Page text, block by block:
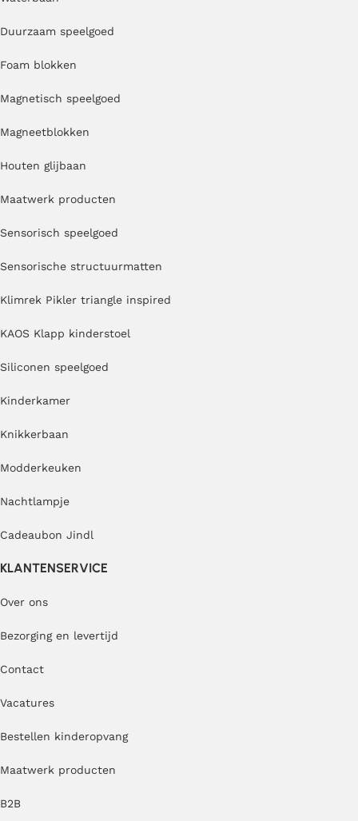
Duurzaam speelgoed
Foam blokken
Magnetisch speelgoed
Magneetblokken
Houten glijbaan
Maatwerk producten
Sensorisch speelgoed
Sensorische structuurmatten
Klimrek Pikler triangle inspired
KAOS Klapp kinderstoel
Siliconen speelgoed
Kinderkamer
Knikkerbaan
Modderkeuken
Nachtlampje
Cadeaubon Jindl
KLANTENSERVICE
Over ons
Bezorging en levertijd
Contact
Vacatures
Bestellen kinderopvang
Maatwerk producten
B2B